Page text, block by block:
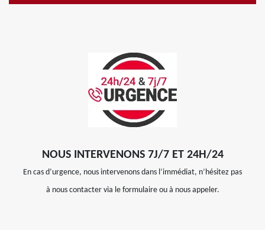
NOUS INTERVENONS 7J/7 ET 24H/24
En cas d’urgence, nous intervenons dans l’immédiat, n’hésitez pas
à nous contacter via le formulaire ou à nous appeler.